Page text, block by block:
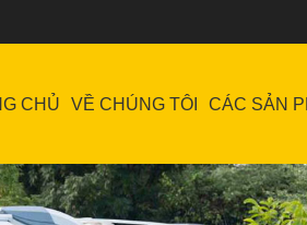
CHỦ VỀ CHÚNG TÔI CÁC SẢN